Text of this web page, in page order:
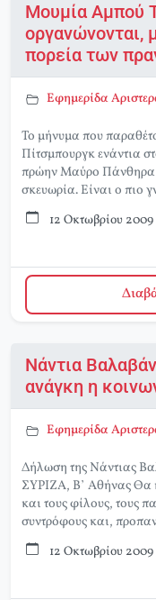
Μουμία Αμπού
οργανώνονται,
πορεία των
Εφημερίδα
Το μήνυμα που
Πίτσμπουργκ ενάντια
πρώην Μαύρο Πάνθηρα
σκευωρία. Είναι ο πιο
12 Οκτωβρίου 2009
Νάντια
ανάγκη η
Εφημερίδα
Δήλωση της Νάντιας
ΣΥΡΙΖΑ, Β’ Αθήνας Θα
και τους φίλους, τους
συντρόφους και,
12 Οκτωβρίου 2009